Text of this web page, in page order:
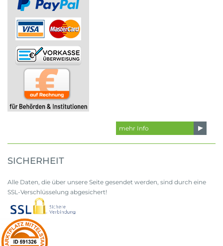
mehr Info
SICHERHEIT
Alle Daten, die über unsere Seite gesendet werden, sind durch eine
SSL-Verschlüsselung abgesichert!